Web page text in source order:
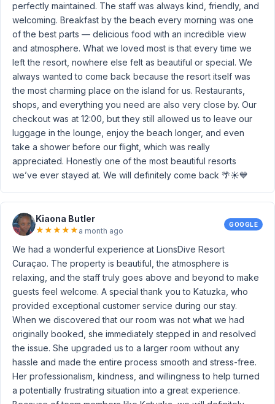
perfectly maintained. The staff was always kind, friendly, and
welcoming. Breakfast by the beach every morning was one
of the best parts — delicious food with an incredible view
and atmosphere. What we loved most is that every time we
left the resort, nowhere else felt as beautiful or special. We
always wanted to come back because the resort itself was
the most charming place on the island for us. Restaurants,
shops, and everything you need are also very close by. Our
checkout was at 12:00, but they still allowed us to leave our
luggage in the lounge, enjoy the beach longer, and even
take a shower before our flight, which was really
appreciated. Honestly one of the most beautiful resorts
we’ve ever stayed at. We will definitely come back 🌴☀️💙
Kiaona Butler
★★★★★ a month ago
GOOGLE
We had a wonderful experience at LionsDive Resort
Curaçao. The property is beautiful, the atmosphere is
relaxing, and the staff truly goes above and beyond to make
guests feel welcome. A special thank you to Katuzka, who
provided exceptional customer service during our stay.
When we discovered that our room was not what we had
originally booked, she immediately stepped in and resolved
the issue. She upgraded us to a larger room without any
hassle and made the entire process smooth and stress-free.
Her professionalism, kindness, and willingness to help turned
a potentially frustrating situation into a great experience.